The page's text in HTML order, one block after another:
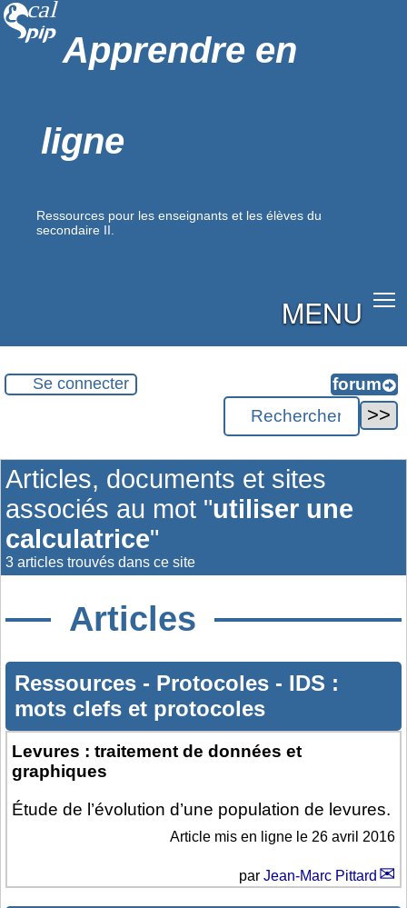
Apprendre en
ligne
Ressources pour les enseignants et les élèves du
secondaire II.
MENU
Se connecter
Articles, documents et sites
associés au mot "utiliser une
calculatrice"
3 articles trouvés dans ce site
Articles
Ressources - Protocoles - IDS :
mots clefs et protocoles
Levures : traitement de données et
graphiques
Étude de l’évolution d’une population de levures.
Article mis en ligne le 26 avril 2016
par Jean-Marc Pittard